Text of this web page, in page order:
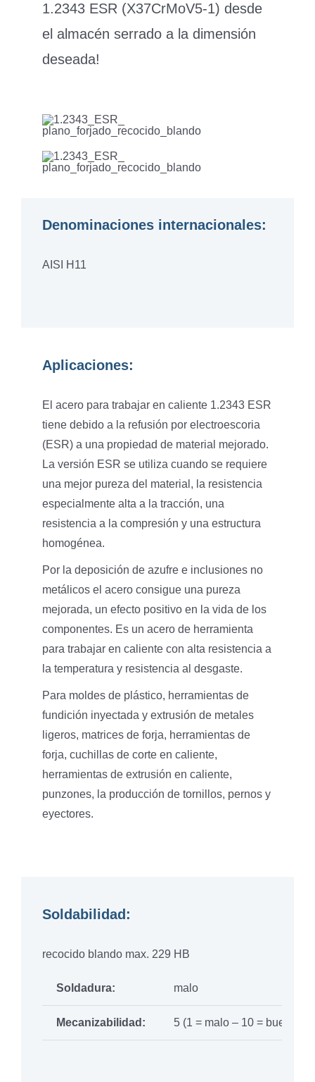
1.2343 ESR (X37CrMoV5-1) desde
el almacén serrado a la dimensión
deseada!
Denominaciones internacionales:
AISI H11
Aplicaciones:
El acero para trabajar en caliente 1.2343 ESR
tiene debido a la refusión por electroescoria
(ESR) a una propiedad de material mejorado.
La versión ESR se utiliza cuando se requiere
una mejor pureza del material, la resistencia
especialmente alta a la tracción, una
resistencia a la compresión y una estructura
homogénea.
Por la deposición de azufre e inclusiones no
metálicos el acero consigue una pureza
mejorada, un efecto positivo en la vida de los
componentes. Es un acero de herramienta
para trabajar en caliente con alta resistencia a
la temperatura y resistencia al desgaste.
Para moldes de plástico, herramientas de
fundición inyectada y extrusión de metales
ligeros, matrices de forja, herramientas de
forja, cuchillas de corte en caliente,
herramientas de extrusión en caliente,
punzones, la producción de tornillos, pernos y
eyectores.
Soldabilidad:
recocido blando max. 229 HB
Soldadura: malo
Mecanizabilidad: 5 (1 = malo – 10 = bueno)